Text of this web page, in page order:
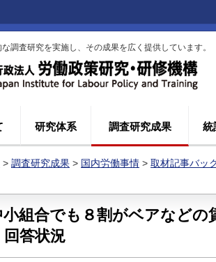
調査研究を実施し、その成果を広く提供しています。
研究体系 調査研究成果 統
> 調査研究成果 > 国内労働事情 > 取材記事バッ
小組合でも８割がベアなどの
答状況